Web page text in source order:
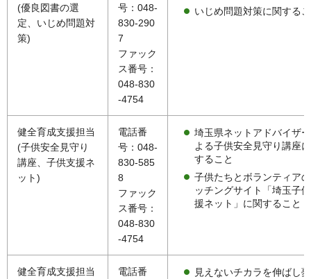
(優良図書の選
定、いじめ問題対
策)
号：048-
830-290
7
ファック
ス番号：
048-830
-4754
いじめ問題対策に関する
健全育成支援担当
(子供安全見守り
講座、子供支援ネ
ット)
電話番
号：048-
830-585
8
ファック
ス番号：
048-830
-4754
埼玉県ネットアドバイザ
よる子供安全見守り講座
すること
子供たちとボランティア
ッチングサイト「埼玉子
援ネット」に関すること
健全育成支援担当
電話番
見えないチカラを伸ばし